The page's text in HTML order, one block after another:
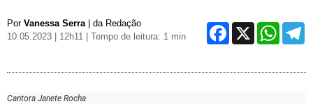
Por Vanessa Serra | da Redação
10.05.2023 | 12h11
| Tempo de leitura: 1 min X
Cantora Janete Rocha